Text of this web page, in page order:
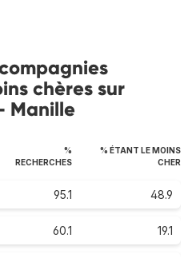
chères sur
Manille
%
RECHERCHES
% ÉTANT LE MOINS
CHER
95.1 48.9
60.1 19.1